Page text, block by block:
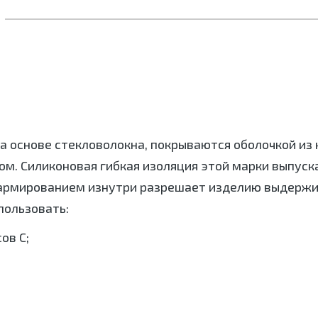
стекловолокна, покрываются оболочкой
Силиконовая гибкая изоляция этой марки
изнутри разрешает изделию
С;